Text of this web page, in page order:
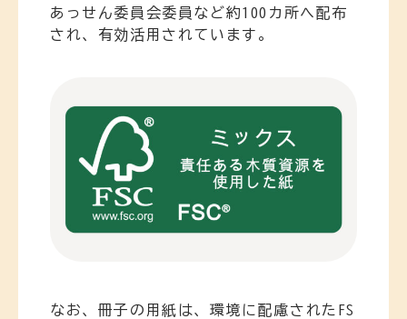
あっせん委員会委員など約100カ所へ配布
され、有効活用されています。
なお、冊子の用紙は、環境に配慮されたFS